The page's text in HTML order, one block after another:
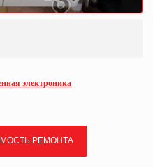
электроника
РЕМОНТА